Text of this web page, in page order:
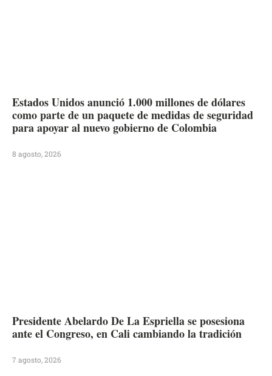
Estados Unidos anunció 1.000 millones de dólares
como parte de un paquete de medidas de seguridad
para apoyar al nuevo gobierno de Colombia
8 agosto, 2026
Presidente Abelardo De La Espriella se posesiona
ante el Congreso, en Cali cambiando la tradición
7 agosto, 2026